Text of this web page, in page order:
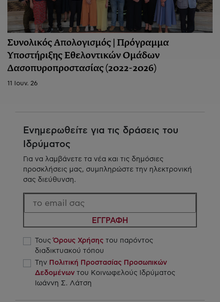
Συνολικός Απολογισμός | Πρόγραμμα
Υποστήριξης Εθελοντικών Ομάδων
Δασοπυροπροστασίας (2022-2026)
11 Ιουν. 26
Ενημερωθείτε για τις δράσεις του
Ιδρύματος
Για να λαμβάνετε τα νέα και τις δημόσιες
προσκλήσεις μας, συμπληρώστε την ηλεκτρονική
σας διεύθυνση.
ΕΓΓΡΑΦΗ
ΤουςΌρους Χρήσης του παρόντος
διαδικτυακού τόπου
Την Πολιτική Προστασίας Προσωπικών
Δεδομένων του Κοινωφελούς Ιδρύματος
Ιωάννη Σ. Λάτση